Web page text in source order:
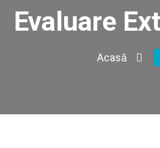
Evaluare
Acasă